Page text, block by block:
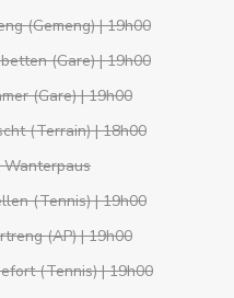
(Gemeng) | 19h00
(Gare) | 19h00
(Gare) | 19h00
(Terrain) | 18h00
(Tennis) | 19h00
(AP) | 19h00
(Tennis) | 19h00